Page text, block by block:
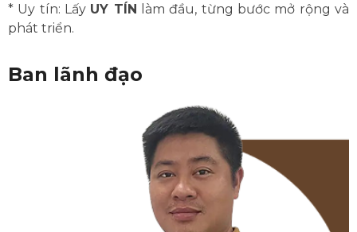
* Uy tín: Lấy UY TÍN làm đầu, từng bước mở rộng và
phát triển.
Ban lãnh đạo